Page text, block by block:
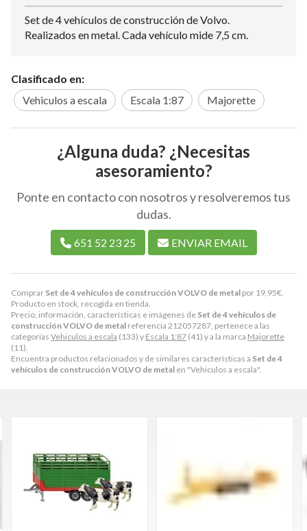
Comprar Set de 4 vehículos de construcción VOLVO de metal por 19,95€
Producto en stock, recogida en tienda.
Precio, información, características e imágenes de Set de 4 vehículos de
construcción VOLVO de metal referencia 212057287, pertenece a las
categorías Vehiculos a escala (133) y Escala 1:87 (41) y a la marca Majorette
(11).
Encuentra productos relacionados y de similares características a Set de 4
vehículos de construcción VOLVO de metal en "Vehiculos a escala".
Set de 4 vehículos de construcción de Volvo.
Realizados en metal. Cada vehículo mide 7,5 cm.
Clasificado en:
Vehiculos a escala
Escala 1:87 Majorette
¿Alguna duda? ¿Necesitas
asesoramiento?
Ponte en contacto con nosotros y resolveremos tus
dudas.
651 52 23 25 ENVIAR EMAIL